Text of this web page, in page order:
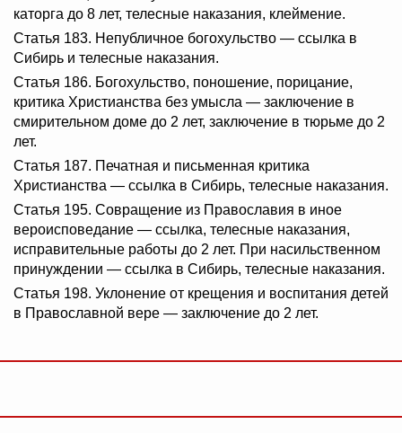
каторга до 8 лет, телесные наказания, клеймение.
Статья 183. Непубличное богохульство — ссылка в
Сибирь и телесные наказания.
Статья 186. Богохульство, поношение, порицание,
критика Христианства без умысла — заключение в
смирительном доме до 2 лет, заключение в тюрьме до 2
лет.
Статья 187. Печатная и письменная критика
Христианства — ссылка в Сибирь, телесные наказания.
Статья 195. Совращение из Православия в иное
вероисповедание — ссылка, телесные наказания,
исправительные работы до 2 лет. При насильственном
принуждении — ссылка в Сибирь, телесные наказания.
Статья 198. Уклонение от крещения и воспитания детей
в Православной вере — заключение до 2 лет.